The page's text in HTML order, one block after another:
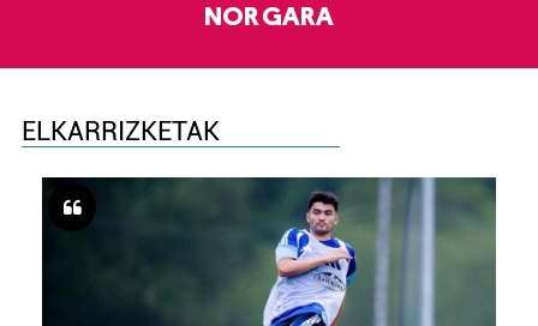
NOR GARA
ELKARRIZKETAK